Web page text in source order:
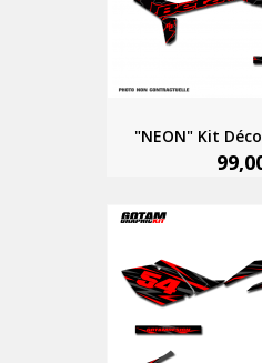
"NEON" Kit